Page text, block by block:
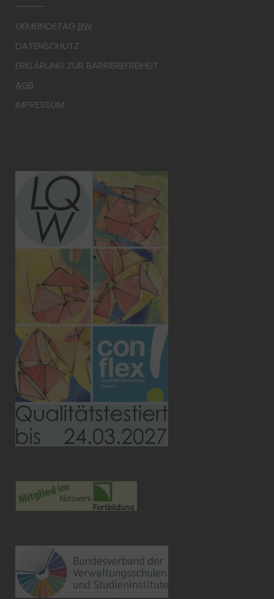
GEMEINDETAG BW
DATENSCHUTZ
ERKLÄRUNG ZUR BARRIEREFREIHEIT
AGB
IMPRESSUM